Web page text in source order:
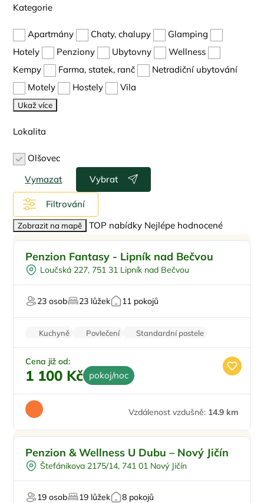
Kategorie
Apartmány Chaty, chalupy
Glamping
Hotely
Penziony Ubytovny
Wellness
Kempy
Farma, statek, ranč
Netradiční ubytování
Motely
Hostely Vila
Ukaž více
Lokalita
Olšovec
Vymazat
Vybrat
Filtrování
Zobrazit na mapě TOP nabídky Nejlépe hodnocené
Worshopy/školení
Firemní akce/teambuilding
Penzion Fantasy - Lipník nad Bečvou
Loučská 227, 751 31 Lipník nad Bečvou
23 osob 23 lůžek 11 pokojů
Kuchyně Povlečení
Standardní postele
Wi-Fi
Zvířata povolena
Cena již od:
1 100 Kč pokoj/noc
Vzdálenost vzdušně: 14.9 km
Penzion & Wellness U Dubu – Nový Jičín
Štefánikova 2175/14, 741 01 Nový Jičín
19 osob 19 lůžek 8 pokojů